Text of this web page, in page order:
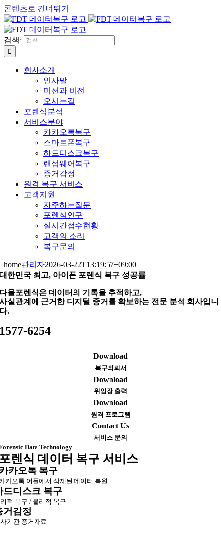
콘텐츠로 건너뛰기
검색:
회사소개
인사말
미션과 비전
오시는길
포렌식분석
서비스분야
카카오톡복구
스마트폰복구
하드디스크복구
랜섬웨어복구
증거감정
원격 복구 서비스
고객지원
자주하는질문
포렌식연구
실시간접수현황
고객의 소리
복구문의
home관리자2026-03-22T13:19:57+09:00
대한민국 최고, 아이폰 포렌식 복구 성공률
다올포렌식은 데이터의 기록을 추적하고,
사실관계에 근거한 디지털 증거를 확보하는 전문 분석 회사입니
다.
1577-6254
Download
복구의뢰서
Download
위임장 출력
Download
원격 프로그램
Contact Us
서비스 문의
Data Technology
렌식 데이터 복구 서비스
카오톡 복구
카오톡 어플에서 삭제된 데이터 복원
드디스크 복구
적 복구 / 물리적 복구
거감정
기관 증거자료